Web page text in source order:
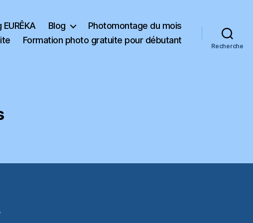
Blog
Photomontage du mois
Formation photo gratuite pour débutant
Recherche